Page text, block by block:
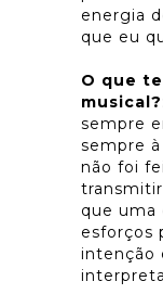
energia
que eu
O que
musical?
sempre
sempre
não foi
que uma
esforços
intenção